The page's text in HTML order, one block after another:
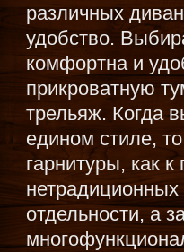
различных
удобство.
комфортна и
прикроватную
трельяж. Когда
едином стиле,
гарнитуры, как
отдельности, а